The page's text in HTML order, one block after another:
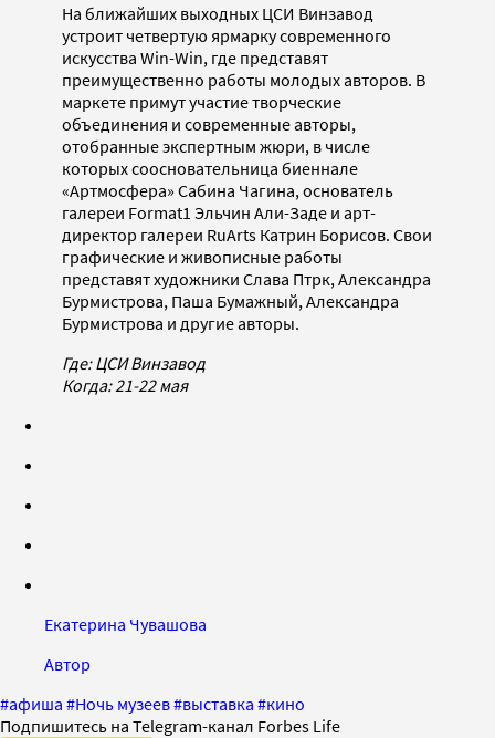
На ближайших выходных ЦСИ Винзавод
устроит четвертую ярмарку современного
искусства Win-Win, где представят
преимущественно работы молодых авторов. В
маркете примут участие творческие
объединения и современные авторы,
отобранные экспертным жюри, в числе
которых соосновательница биеннале
«Артмосфера» Сабина Чагина, основатель
галереи Format1 Эльчин Али-Заде и арт-
директор галереи RuArts Катрин Борисов. Свои
графические и живописные работы
представят художники Слава Птрк, Александра
Бурмистрова, Паша Бумажный, Александра
Бурмистрова и другие авторы.
Где: ЦСИ Винзавод
Когда: 21-22 мая
Екатерина Чувашова
Автор
#афиша #Ночь музеев#выставка #кино
Подпишитесь на Telegram-канал Forbes Life